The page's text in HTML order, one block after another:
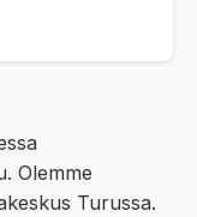
Olemme
Turussa.